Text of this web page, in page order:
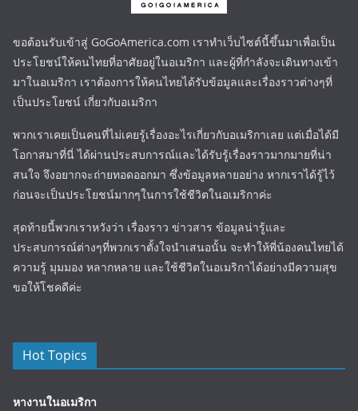
ขอต้อนรับเข้าสู่ GoGoAmerica.com เราทำเว็บไซต์นี้ขึ้นมาเพื่อเป็น
ประโยชน์ให้คนไทยที่อาศัยอยู่ในอเมริกา และผู้ที่กำลังจะเดินทางเข้า
มาในอเมริกา เราต้องการให้คนไทยได้รับข้อมูลและเรื่องราวต่างๆที่
เป็นประโยชน์ เกี่ยวกับอเมริกา
พวกเราเคยเป็นคนที่ไม่เคยรู้เรื่องอะไรเกี่ยวกับอเมริกาเลย แต่เมื่อได้มี
โอกาสมาที่นี่ ได้ผ่านประสบการณ์และได้รับรู้เรื่องราวมากมายที่น่า
สนใจ จึงอยากจะถ่ายทอดออกมา ซึ่งข้อมูลหลายอย่าง หากเราได้รู้ไว้
ก่อนจะเป็นประโยชน์มากๆในการใช้ชีวิตในอเมริกาค่ะ
สุดท้ายนี้พวกเราหวังว่า เรื่องราว ข่าวสาร ข้อมูลน่ารู้และ
ประสบการณ์ต่างๆที่พวกเราตั้งใจนำเสนอนั้น จะทำให้พี่น้องคนไทยได้
ความรู้ มุมมอง หลากหลาย และใช้ชีวิตในอเมริกาได้อย่างมีความสุข
ขอให้โชคดีค่ะ
Hot Topics
หางานในอเมริกา